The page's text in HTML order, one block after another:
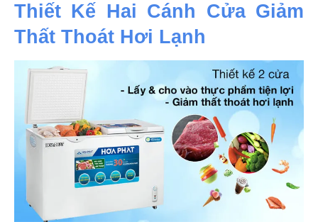
Thiết Kế Hai Cánh Cửa Giảm
Thất Thoát Hơi Lạnh